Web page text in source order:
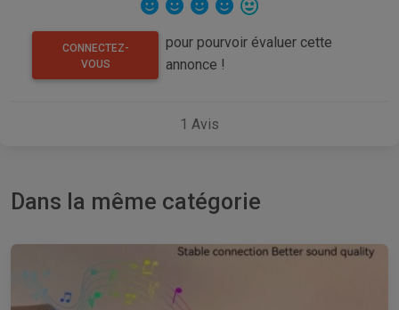
CONNECTEZ-
VOUS
pour pourvoir évaluer cette
annonce !
1 Avis
Dans la même catégorie